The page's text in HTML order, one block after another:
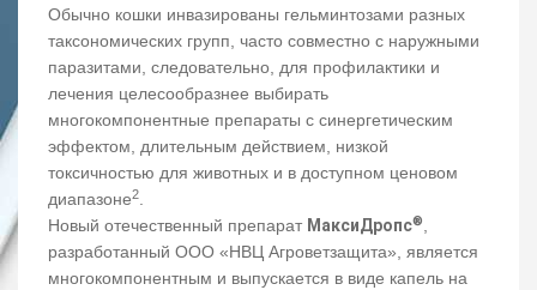
Обычно кошки инвазированы гельминтозами разных
таксономических групп, часто совместно с наружными
паразитами, следовательно, для профилактики и
лечения целесообразнее выбирать
многокомпонентные препараты с синергетическим
эффектом, длительным действием, низкой
токсичностью для животных и в доступном ценовом
диапазоне2.
Новый отечественный препарат МаксиДропс®,
разработанный ООО «НВЦ Агроветзащита», является
многокомпонентным и выпускается в виде капель на